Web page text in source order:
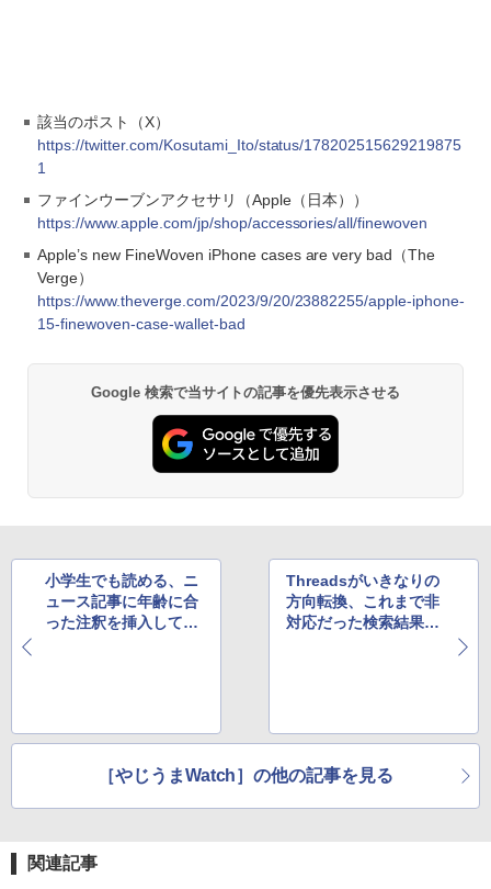
該当のポスト（X）
https://twitter.com/Kosutami_Ito/status/178202515629219875
1
ファインウーブンアクセサリ（Apple（日本））
https://www.apple.com/jp/shop/accessories/all/finewoven
Apple’s new FineWoven iPhone cases are very bad（The
Verge）
https://www.theverge.com/2023/9/20/23882255/apple-iphone-
15-finewoven-case-wallet-bad
Google 検索で当サイトの記事を優先表示させる
小学生でも読める、ニ
ュース記事に年齢に合
った注釈を挿入してく
Threadsがいきなりの
方向転換、これまで非
対応だった検索結果の
［やじうまWatch］の他の記事を見る
関連記事